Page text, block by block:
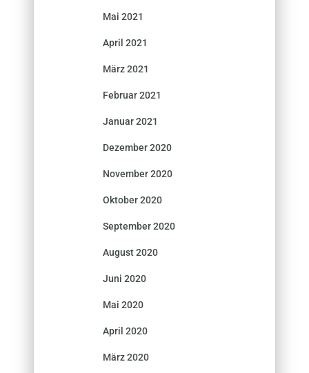
Mai 2021
April 2021
März 2021
Februar 2021
Januar 2021
Dezember 2020
November 2020
Oktober 2020
September 2020
August 2020
Juni 2020
Mai 2020
April 2020
März 2020